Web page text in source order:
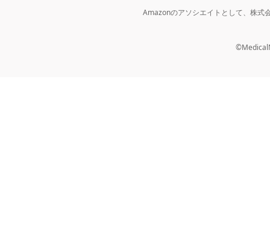
Amazonのアソシエイトとして、株式